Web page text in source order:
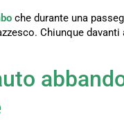
che durante una
Chiunque